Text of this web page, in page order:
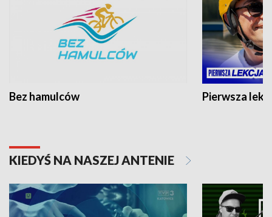
Bez hamulców Pierwsza
KIEDYŚ NA NASZEJ ANTENIE